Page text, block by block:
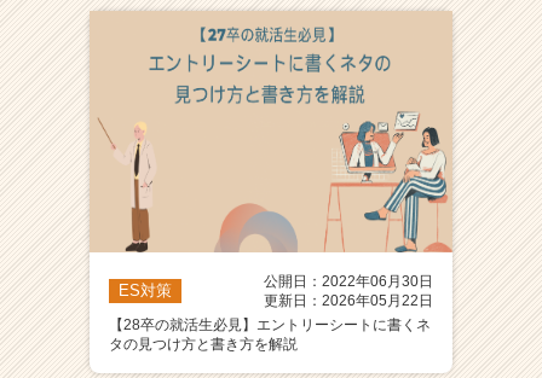
h
e
e
ES対策
公開日：2022年06月30日
更新日：2026年05月22日
【28卒の就活生必見】エントリーシートに書くネ
タの見つけ方と書き方を解説